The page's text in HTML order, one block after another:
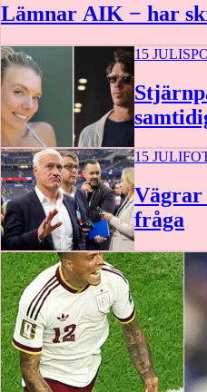
Lämnar AIK − har
15 JULI
15 JULI
Vägrar
fråga